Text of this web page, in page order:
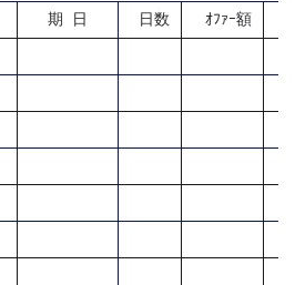
期 日 日数 ｵﾌｧｰ額